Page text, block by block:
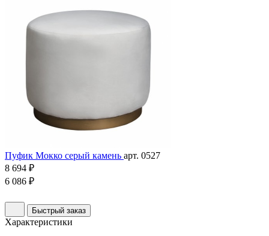
Пуфик Мокко серый камень арт. 0527
8 694 ₽
6 086 ₽
Быстрый заказ
Характеристики